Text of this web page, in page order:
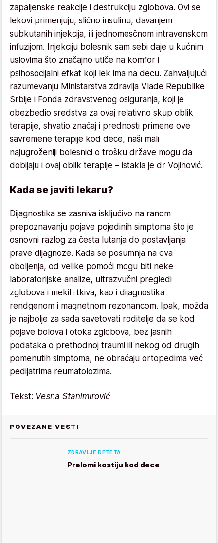
zapaljenske reakcije i destrukciju zglobova. Ovi se
lekovi primenjuju, slično insulinu, davanjem
subkutanih injekcija, ili jednomesčnom intravenskom
infuzijom. Injekciju bolesnik sam sebi daje u kućnim
uslovima što značajno utiče na komfor i
psihosocijalni efkat koji lek ima na decu. Zahvaljujući
razumevanju Ministarstva zdravlja Vlade Republike
Srbije i Fonda zdravstvenog osiguranja, koji je
obezbedio sredstva za ovaj relativno skup oblik
terapije, shvatio značaj i prednosti primene ove
savremene terapije kod dece, naši mali
najugroženiji bolesnici o trošku države mogu da
dobijaju i ovaj oblik terapije – istakla je dr Vojinović.
Kada se javiti lekaru?
Dijagnostika se zasniva isključivo na ranom
prepoznavanju pojave pojedinih simptoma što je
osnovni razlog za česta lutanja do postavljanja
prave dijagnoze. Kada se posumnja na ova
oboljenja, od velike pomoći mogu biti neke
laboratorijske analize, ultrazvučni pregledi
zglobova i mekih tkiva, kao i dijagnostika
rendgenom i magnetnom rezonancom. Ipak, možda
je najbolje za sada savetovati roditelje da se kod
pojave bolova i otoka zglobova, bez jasnih
podataka o prethodnoj traumi ili nekog od drugih
pomenutih simptoma, ne obraćaju ortopedima već
pedijatrima reumatolozima.
Tekst: Vesna Stanimirović
POVEZANE VESTI
ZDRAVLJE DETETA
Prelomi kostiju kod dece